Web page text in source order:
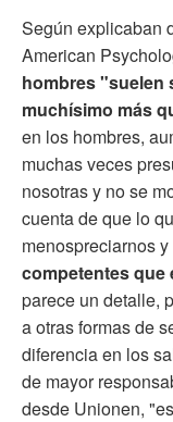
Según explicaban
American
hombres "suelen
muchísimo más
en los hombres,
muchas veces
nosotras y no se
cuenta de que lo
menospreciarnos y
competentes que
parece un detalle,
a otras formas de
diferencia en los
de mayor
desde Unionen,